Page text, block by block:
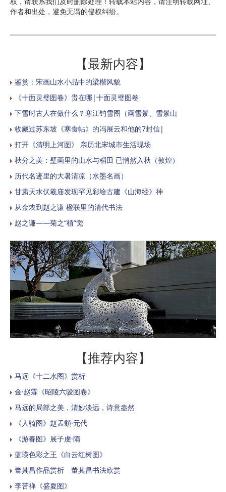
作者和出处，避免无谓的侵权纠纷。
【最新内容】
鉴赏：宋画山水小品中的梁楷风貌
《十面灵璧图卷》贵在哪|十面灵璧图卷
下雪时古人在做什么？寒江钓雪图（画雪景、雪景山
收藏过苏东坡《寒食帖》的冯展云和他的7封信|
打开《清明上河图》 亲历北宋城市生活现场
秋分之美：壁画里的山水与稻田 已悄然入秋（敦煌）
历代名迹里的大暑清凉（水墨名画）
甘肃天水伏羲庙发现罕见彩绘古建《山海经》神
从金农到赵之谦 楹联里的清代书法
赵之谦——菊之“植”觉
【推荐内容】
马远《十二水图》赏析
金·赵霖《昭陵六骏图卷》
马远的局部之美，清妙淡远，诗意盎然
《人骑图》赵孟頫·元代
《游春图》展子虔·隋
蓝瑛色彩之王《白云红树图》
董其昌作品赏析 董其昌书法欣赏
李苦禅《盛夏图》